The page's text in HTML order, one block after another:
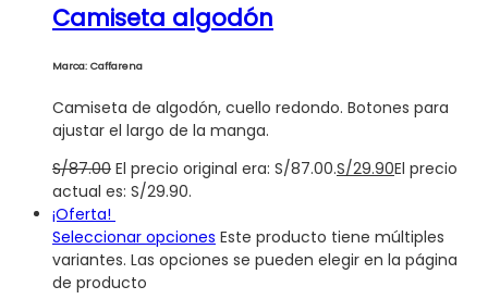
Camiseta algodón
Marca: Caffarena
Camiseta de algodón, cuello redondo. Botones para
ajustar el largo de la manga.
S/87.00 El precio original era: S/87.00.S/29.90El precio
actual es: S/29.90.
¡Oferta!
Seleccionar opciones Este producto tiene múltiples
variantes. Las opciones se pueden elegir en la página
de producto